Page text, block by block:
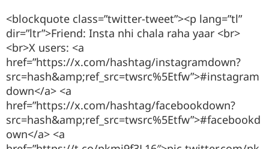
<blockquote class=”twitter-tweet”><p lang=”tl”
dir=”ltr”>Friend: Insta nhi chala raha yaar <br>
<br>X users: <a
href=”https://x.com/hashtag/instagramdown?
src=hash&amp;ref_src=twsrc%5Etfw”>#instagram
down</a> <a
href=”https://x.com/hashtag/facebookdown?
src=hash&amp;ref_src=twsrc%5Etfw”>#facebookd
own</a> <a